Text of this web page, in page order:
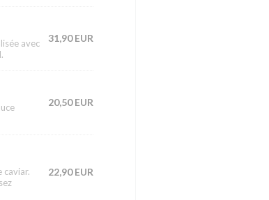
avec
31,90 EUR
20,50 EUR
caviar.
22,90 EUR